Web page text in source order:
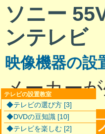
ソニー
ンテレビ
映像機器の設
メーカー
サイトマッ
テレビの設置教室
◆テレビの選び方 [3]
◆DVDの豆知識 [10]
◆テレビを楽しむ [2]